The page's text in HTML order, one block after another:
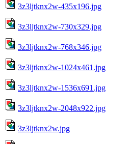
3z3ljtknx2w-435x196.jpg
3z3ljtknx2w-730x329.jpg
3z3ljtknx2w-768x346.jpg
3z3ljtknx2w-1024x461.jpg
3z3ljtknx2w-1536x691.jpg
3z3ljtknx2w-2048x922.jpg
3z3ljtknx2w.jpg